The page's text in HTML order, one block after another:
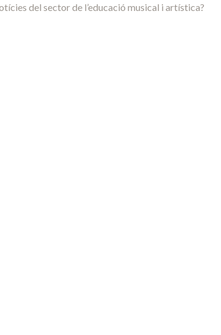
del sector de l’educació musical i artística?